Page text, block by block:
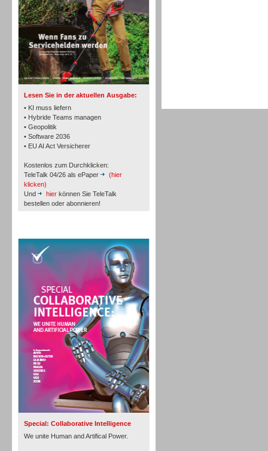
Lesen Sie in der aktuellen Ausgabe:
• KI muss liefern
• Hybride Teams managen
• Geopolitik
• Software 2036
• EU AI Act Versicherer
Kostenlos zum Durchklicken:
TeleTalk 04/26 als ePaper
(hier
klicken)
Und
hier können Sie TeleTalk
bestellen oder abonnieren!
Special: Collaborative Intelligence
We unite Human and Artifical Power.
TK- und ACD-Systeme
Workforce-Management
Personal
Inbound